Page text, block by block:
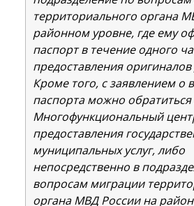
территориального органа
районном уровне, где ему
паспорт в течение одного
предоставления
Кроме того, с заявлением о
паспорта можно обратиться
Многофункциональный
предоставления
муниципальных услуг, либо
непосредственно в
вопросам миграции
органа МВД России на